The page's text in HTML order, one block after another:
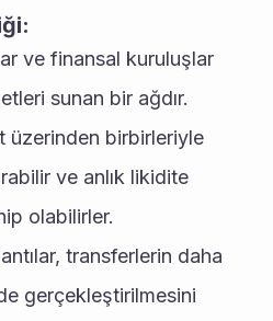
sunan bir ağdır.
üzerinden birbirleriyle
ve anlık likidite
olabilirler.
gerçekleştirilmesini